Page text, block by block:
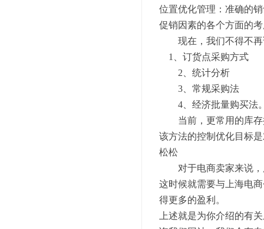
位置优化管理：准确的
促销因素的各个方面的
现在，我们不得不再
1、订货点采购方式
2、统计分析
3、常规采购法
4、经济批量购买法
当前，更常用的库存
该方法的控制优化目标
松松
对于电商卖家来说，
这时候就需要与上海电
得更多的盈利。
上述就是为你介绍的有